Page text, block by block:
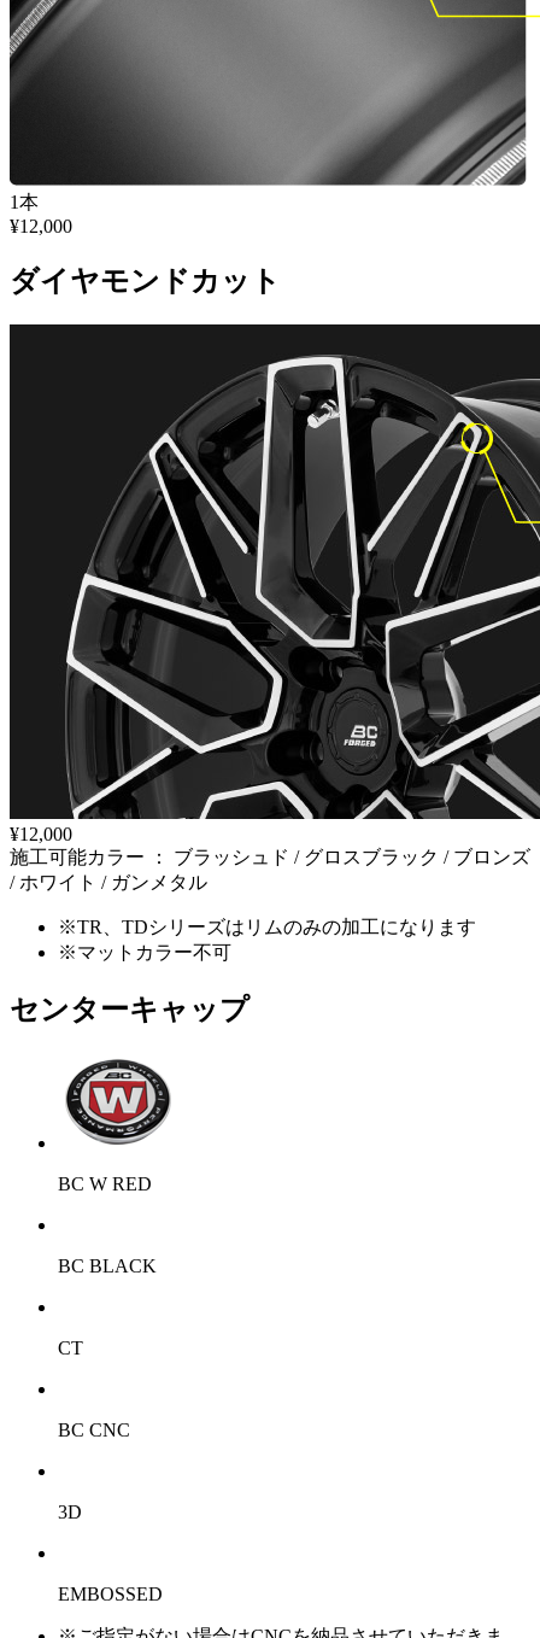
1本
¥12,000
ダイヤモンドカット
¥12,000
施工可能カラー ： ブラッシュド / グロスブラック / ブロンズ
/ ホワイト / ガンメタル
※TR、TDシリーズはリムのみの加工になります
※マットカラー不可
センターキャップ
BC W RED
BC BLACK
CT
BC CNC
3D
EMBOSSED